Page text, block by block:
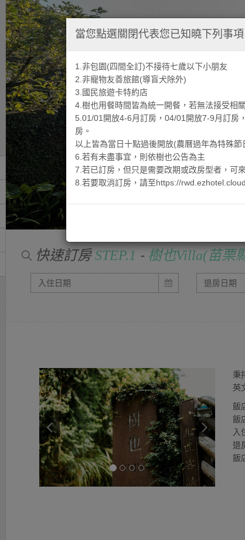
快速訂房STEP.1 - 樹也Villa(苗栗
秉
英
飯
飯
入
退
飯
當您點選關閉代表您已知曉下列事項
1.非包園(四間全訂)不接待七歲以下小朋友
2.非寵物友善旅館(導盲犬除外)
3.國民旅遊卡特約店
4.樹也用餐時間皆為統一開餐，若無法接受相
5.01/01開放4-6月訂房，04/01開放7-9月訂房
房。
以上皆為當日十點過後開放(農曆過年為特殊
6.若有未盡事宜，則依樹也公告為主
7.若已訂房，但只是需要改期或改房型者，可
8.若要取消訂房，請至https://